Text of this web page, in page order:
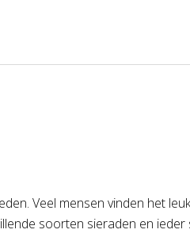
Veel mensen vinden het
soorten sieraden en